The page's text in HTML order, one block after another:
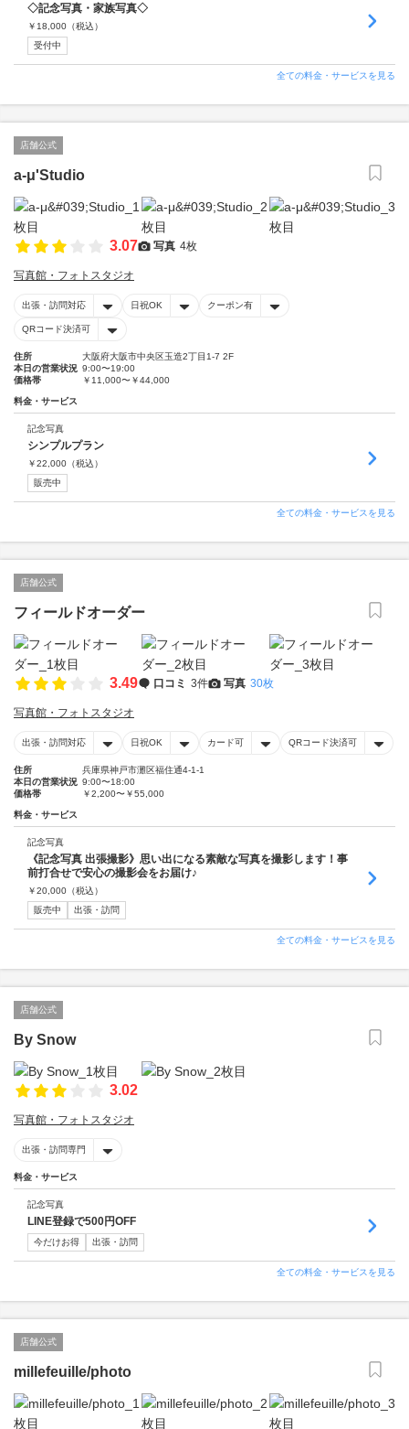
◇記念写真・家族写真◇
￥ 18,000 （税込）
受付中
全ての料金・サービスを見る
店舗公式
a-μ'Studio
3.07 写真 4枚
写真館・フォトスタジオ
出張・訪問対応 日祝OK クーポン有
QRコード決済可
住所
大阪府大阪市中央区玉造2丁目1-7 2F
本日の営業状況 9:00〜19:00
価格帯
￥11,000〜￥44,000
料金・サービス
記念写真
シンプルプラン
￥22,000 （税込）
販売中
全ての料金・サービスを見る
店舗公式
フィールドオーダー
3.49 口コミ 3件 写真 30枚
写真館・フォトスタジオ
出張・訪問対応 日祝OK カード可 QRコード決済可
住所
兵庫県神戸市灘区福住通4-1-1
本日の営業状況 9:00〜18:00
価格帯
￥2,200〜￥55,000
料金・サービス
記念写真
《記念写真 出張撮影》思い出になる素敵な写真を撮影します！事
前打合せで安心の撮影会をお届け♪
￥20,000 （税込）
販売中
出張・訪問
全ての料金・サービスを見る
店舗公式
By Snow
3.02
写真館・フォトスタジオ
出張・訪問専門
料金・サービス
記念写真
LINE登録で500円OFF
今だけお得 出張・訪問
全ての料金・サービスを見る
店舗公式
millefeuille/photo